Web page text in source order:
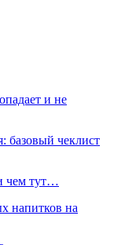
и не
базовый чеклист
чем тут…
напитков на